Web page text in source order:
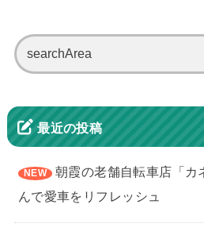
索:
最近の投稿
朝霞の老舗自転車店「カ
んで愛車をリフレッシュ